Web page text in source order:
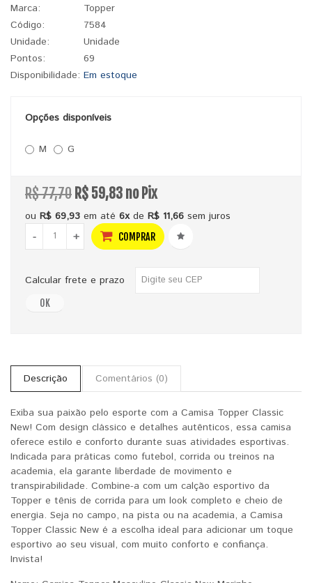
Marca:
Topper
Código:
7584
Unidade:
Unidade
Pontos:
69
Disponibilidade: Em estoque
Opções disponíveis
M G
R$ 77,70 R$ 59,83 no Pix
ou R$ 69,93 em até 6xde R$ 11,66 sem juros
-
+ COMPRAR
Calcular frete e prazo
OK
Descrição Comentários (0)
Exiba sua paixão pelo esporte com a Camisa Topper Classic
New! Com design clássico e detalhes autênticos, essa camisa
oferece estilo e conforto durante suas atividades esportivas.
Indicada para práticas como futebol, corrida ou treinos na
academia, ela garante liberdade de movimento e
transpirabilidade. Combine-a com um calção esportivo da
Topper e tênis de corrida para um look completo e cheio de
energia. Seja no campo, na pista ou na academia, a Camisa
Topper Classic New é a escolha ideal para adicionar um toque
esportivo ao seu visual, com muito conforto e confiança.
Invista!